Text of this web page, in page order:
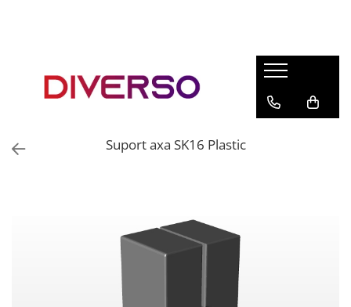
ASA
Suport axa SK16 Plastic